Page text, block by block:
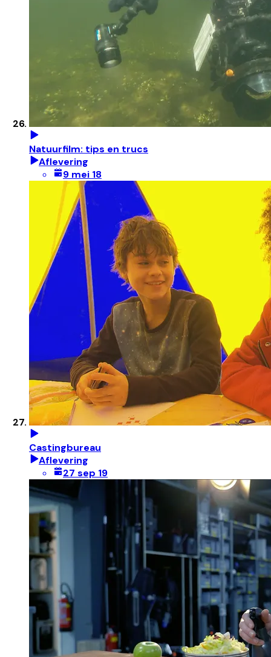
Natuurfilm: tips en trucs
Aflevering
9 mei 18
Castingbureau
Aflevering
27 sep 19